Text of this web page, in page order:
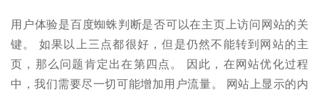
用户体验是百度蜘蛛判断是否可以在主页上访问网站的关
键。 如果以上三点都很好，但是仍然不能转到网站的主
页，那么问题肯定出在第四点。 因此，在网站优化过程
中，我们需要尽一切可能增加用户流量。 网站上显示的内